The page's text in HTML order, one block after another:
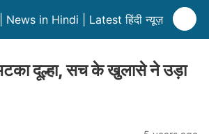
in Hindi | Latest हिंदी न्यूज़
दूल्हा, सच के खुलासे ने उड़ा